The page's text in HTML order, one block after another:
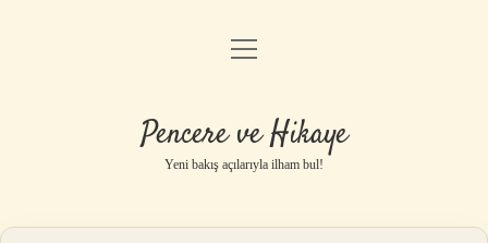
Anasayfa
Yasal Uyarı
menüyü
Pencere ve Hikaye
Yeni bakış açılarıyla ilham bul!